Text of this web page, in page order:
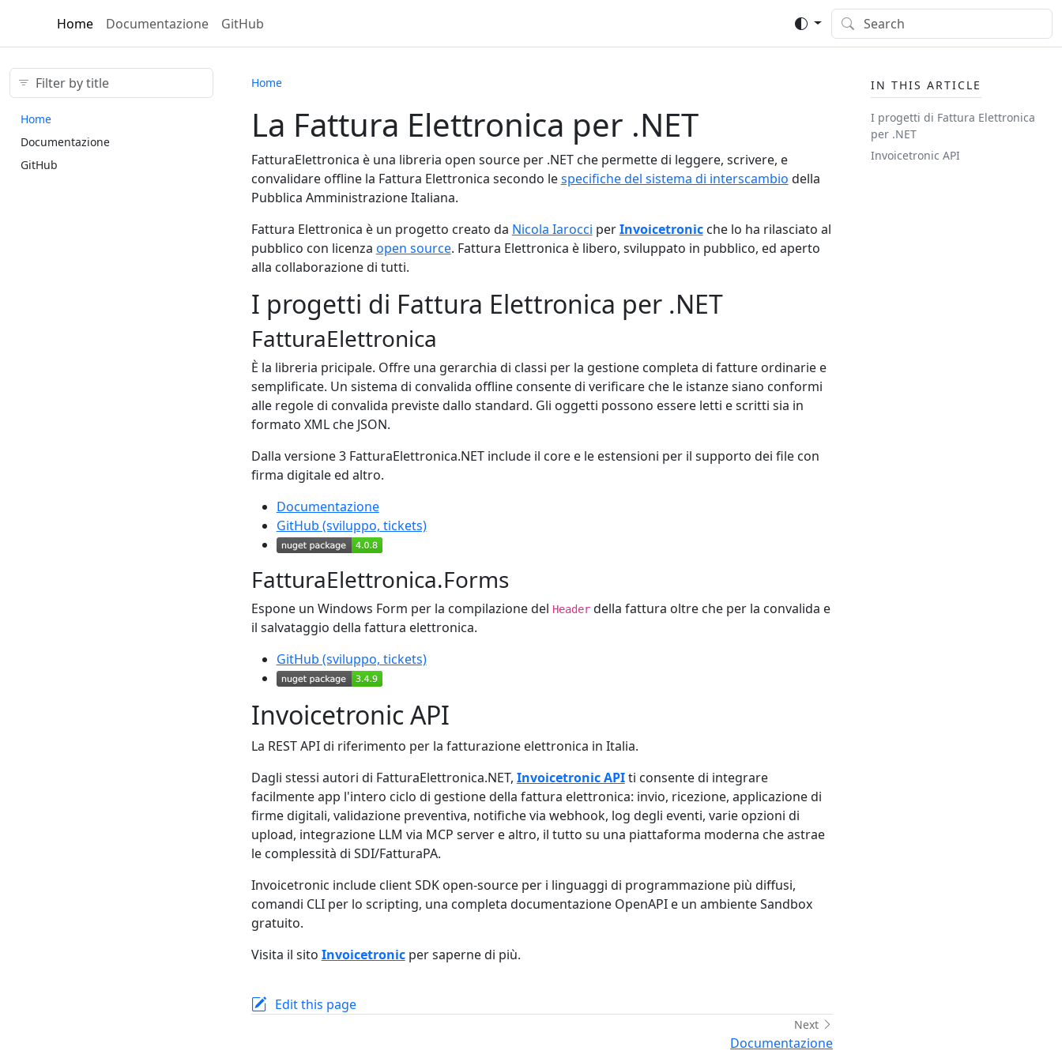
Home Documentazione GitHub
Home
Documentazione
GitHub
Home
La Fattura Elettronica per .NET
FatturaElettronica è una libreria open source per .NET che permette di leggere, scrivere, e
convalidare offline la Fattura Elettronica secondo lespecifiche del sistema di interscambio della
Pubblica Amministrazione Italiana.
Fattura Elettronica è un progetto creato da Nicola Iarocci perInvoicetronicche lo ha rilasciato al
pubblico con licenza open source. Fattura Elettronica è libero, sviluppato in pubblico, ed aperto
alla collaborazione di tutti.
I progetti di Fattura Elettronica per .NET
FatturaElettronica
È la libreria pricipale. Offre una gerarchia di classi per la gestione completa di fatture ordinarie e
semplificate. Un sistema di convalida offline consente di verificare che le istanze siano conformi
alle regole di convalida previste dallo standard. Gli oggetti possono essere letti e scritti sia in
formato XML che JSON.
Dalla versione 3 FatturaElettronica.NET include il core e le estensioni per il supporto dei file con
firma digitale ed altro.
Documentazione
GitHub (sviluppo, tickets)
FatturaElettronica.Forms
Espone un Windows Form per la compilazione del Headerdella fattura oltre che per la convalida e
il salvataggio della fattura elettronica.
GitHub (sviluppo, tickets)
Invoicetronic API
La REST API di riferimento per la fatturazione elettronica in Italia.
Dagli stessi autori di FatturaElettronica.NET, Invoicetronic APIti consente di integrare
facilmente app l'intero ciclo di gestione della fattura elettronica: invio, ricezione, applicazione di
firme digitali, validazione preventiva, notifiche via webhook, log degli eventi, varie opzioni di
upload, integrazione LLM via MCP server e altro, il tutto su una piattaforma moderna che astrae
le complessità di SDI/FatturaPA.
Invoicetronic include client SDK open-source per i linguaggi di programmazione più diffusi,
comandi CLI per lo scripting, una completa documentazione OpenAPI e un ambiente Sandbox
gratuito.
Visita il sito Invoicetronicper saperne di più.
Edit this page
Next
Documentazione
IN THIS ARTICLE
I progetti di Fattura Elettronica
per .NET
Invoicetronic API